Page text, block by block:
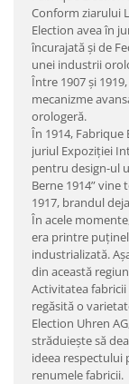
Conform ziarului
Election avea în
încurajată şi de
unei industrii
Între 1907 şi
mecanizme
orologeră.
În 1914, Fabrique
juriul Expoziţiei
pentru design-ul
Berne 1914”
1917, brandul
În acele
era printre
industrializată.
din această
Activitatea
regăsită o
Election Uhren
străduieşte să
ideea respectului
renumele fabricii.